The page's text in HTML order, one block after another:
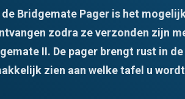
Bridgemate Pager is het
zodra ze verzonden zijn
II. De pager brengt rust in
zien aan welke tafel u